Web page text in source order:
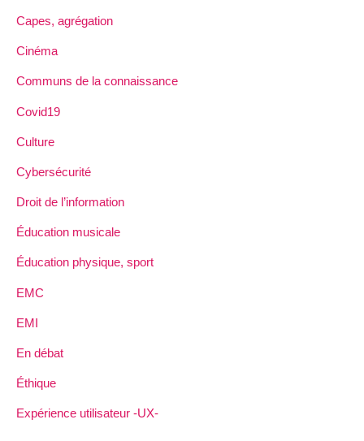
Capes, agrégation
Cinéma
Communs de la connaissance
Covid19
Culture
Cybersécurité
Droit de l’information
Éducation musicale
Éducation physique, sport
EMC
EMI
En débat
Éthique
Expérience utilisateur -UX-